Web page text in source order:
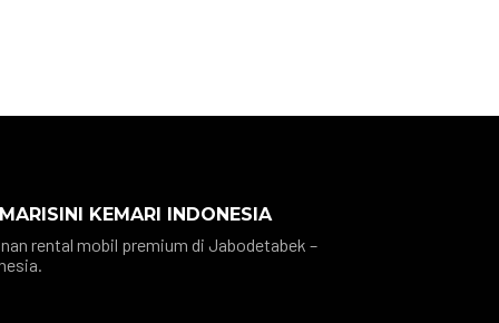
KEMARI INDONESIA
rental mobil premium di Jabodetabek –